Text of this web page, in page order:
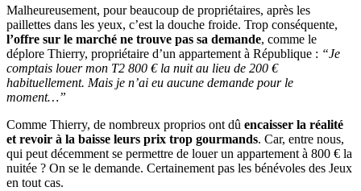
Malheureusement, pour beaucoup de propriétaires, après les
paillettes dans les yeux, c’est la douche froide. Trop conséquente,
l’offre sur le marché ne trouve pas sa demande, comme le
déplore Thierry, propriétaire d’un appartement à République : “Je
comptais louer mon T2 800 € la nuit au lieu de 200 €
habituellement. Mais je n’ai eu aucune demande pour le
moment…”
Comme Thierry, de nombreux proprios ont dû encaisser la réalité
et revoir à la baisse leurs prix trop gourmands. Car, entre nous,
qui peut décemment se permettre de louer un appartement à 800 € la
nuitée ? On se le demande. Certainement pas les bénévoles des Jeux
en tout cas.